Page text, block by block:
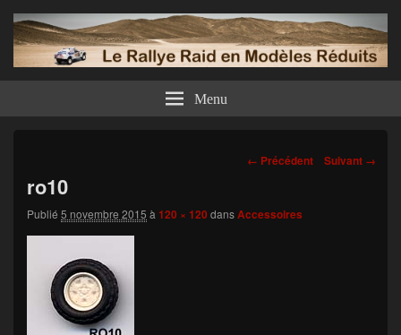
Menu
Navigation
images
← Précédent Suivant →
ro10
Publié 5 novembre 2015 à 120 × 120dansAccessoires